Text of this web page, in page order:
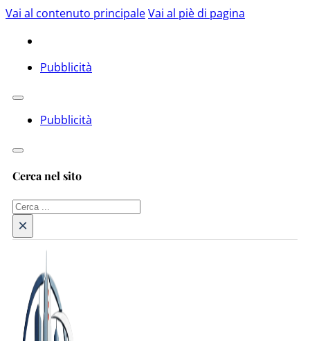
Vai al contenuto principaleVai al piè di pagina
Pubblicità
Pubblicità
Cerca nel sito
Cerca
×